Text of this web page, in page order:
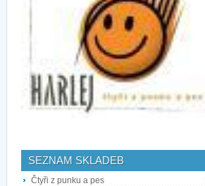
SEZNAM SKLADEB
Čtyři z punku a pes